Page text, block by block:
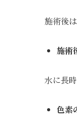
施術後
施術
水に長
色素